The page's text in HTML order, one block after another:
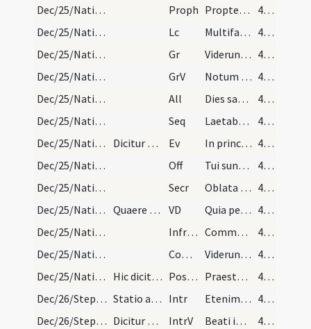
Dec/25/Nativitas/M3/Mass Propers Proph Propter hoc sciet populus meus nomen meum
43 (10r)
Dec/25/Nativitas/M3/Mass Propers
Lc Multifarie multisque modis
44 (10v)
Dec/25/Nativitas/M3/Mass Propers
Gr Viderunt omnes fines terrae
44 (10v)
Dec/25/Nativitas/M3/Mass Propers
GrV Notum fecit Dominus salutare suum
44 (10v)
Dec/25/Nativitas/M3/Mass Propers
All Dies sanctificatus illuxit nobis
44 (10v)
Dec/25/Nativitas/M3/Mass Propers
Seq Laetabundus
44 (10v)
Dec/25/Nativitas/M3/Mass Propers
Dicitur Credo. Ev In principio erat Verbum
44 (10v)
Dec/25/Nativitas/M3/Mass Propers
Off Tui sunt caeli
45 (11r)
Dec/25/Nativitas/M3/Mass Propers
Secr Oblata Domine munera nova Unigeniti tui
45 (11r)
Dec/25/Nativitas/M3/Mass Propers
Quaere ante canonem. VD Quia per incarnati Verbi
45 (11r)
Dec/25/Nativitas/M3/Mass Propers
Infracan Communicantes et diem sacratissimum celebrantes qua beatae Mariae
45 (11r)
Dec/25/Nativitas/M3/Mass Propers
Comm Viderunt omnes fines terrae
45 (11r)
Dec/25/Nativitas/M3/Mass Propers
Hic dicitur Ite missa est. Postcomm Praesta quaesumus omnipotens Deus ut natus hodie Salvator
45 (11r)
Dec/26/Stephanus martyr/M2/Mass Propers
Statio ad sanctum Stephanum in Celio montem Intr Etenim sederunt principes
45 (11r)
Dec/26/Stephanus martyr/M2/Mass Propers
Dicitur Gloria in excelsis Deo. IntrV Beati immaculati
45 (11r)